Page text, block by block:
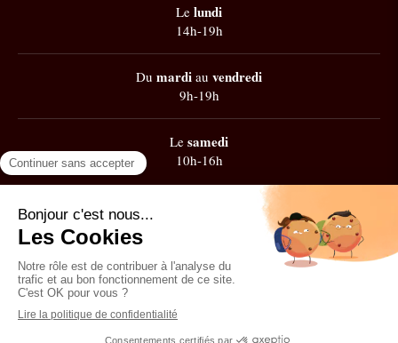
Le lundi
14h-19h
Du mardi au vendredi
9h-19h
Le samedi
10h-16h
Google
101 avis
Contacter Zest' de Flow